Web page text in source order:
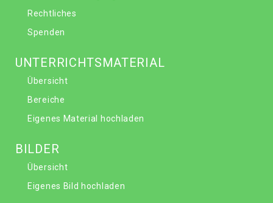
Rechtliches
Spenden
UNTERRICHTSMATERIAL
Übersicht
Bereiche
Eigenes Material hochladen
BILDER
Übersicht
Eigenes Bild hochladen